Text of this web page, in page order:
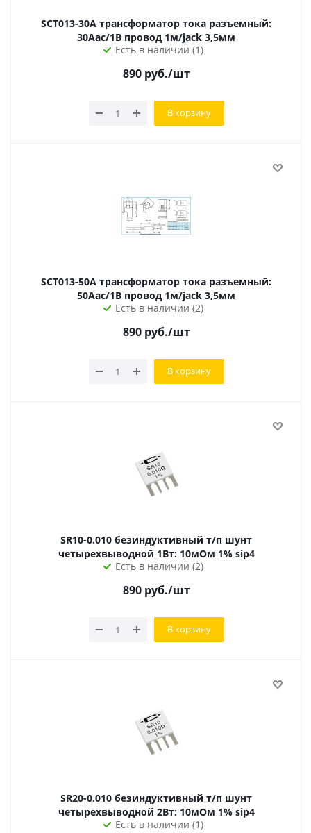
SCT013-30A трансформатор тока разъемный:
30Aac/1В провод 1м/jack 3,5мм
Есть в наличии (1)
890руб./шт
В корзину
SCT013-50A трансформатор тока разъемный:
50Aac/1В провод 1м/jack 3,5мм
Есть в наличии (2)
890руб./шт
В корзину
SR10-0.010 безиндуктивный т/п шунт
четырехвыводной 1Вт: 10мОм 1% sip4
Есть в наличии (2)
890руб./шт
В корзину
SR20-0.010 безиндуктивный т/п шунт
четырехвыводной 2Вт: 10мОм 1% sip4
Есть в наличии (1)